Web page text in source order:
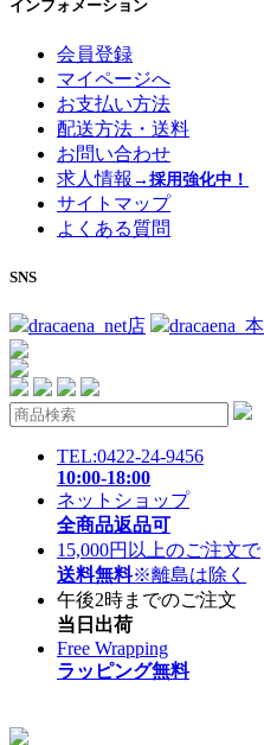
インフォメーション
会員登録
マイページへ
お支払い方法
配送方法・送料
お問い合わせ
求人情報 →採用強化中！
サイトマップ
よくある質問
SNS
dracaena_net店 dracaena_
TEL:0422-24-9456
10:00-18:00
ネットショップ
全商品返品可
15,000円以上のご注文で
送料無料※離島は除く
午後2時までのご注文
当日出荷
Free Wrapping
ラッピング無料